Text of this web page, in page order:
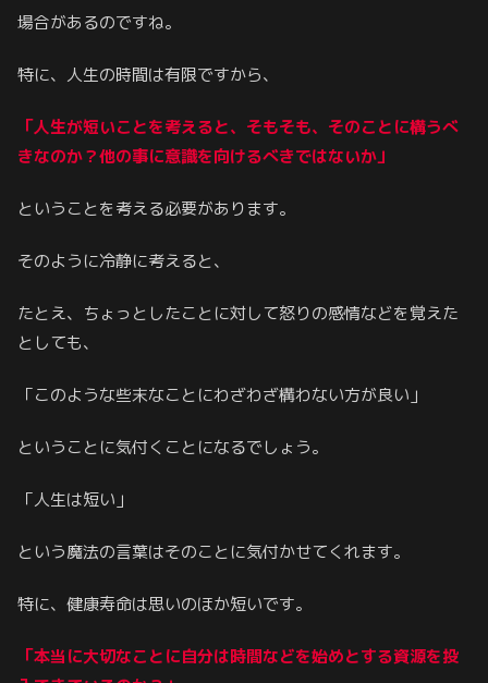
場合があるのですね。
特に、人生の時間は有限ですから、
「人生が短いことを考えると、そもそも、そのことに構うべ
きなのか？他の事に意識を向けるべきではないか」
ということを考える必要があります。
そのように冷静に考えると、
たとえ、ちょっとしたことに対して怒りの感情などを覚えた
としても、
「このような些末なことにわざわざ構わない方が良い」
ということに気付くことになるでしょう。
「人生は短い」
という魔法の言葉はそのことに気付かせてくれます。
特に、健康寿命は思いのほか短いです。
「本当に大切なことに自分は時間などを始めとする資源を投